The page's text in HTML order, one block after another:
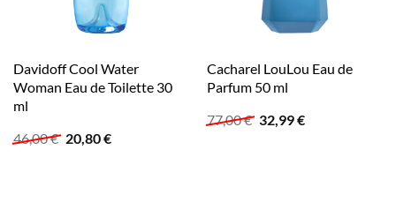
Davidoff Cool Water
Woman Eau de Toilette 30
ml
46,00€ Ursprünglicher
20,80€Aktueller
Cacharel LouLou Eau de
Parfum 50 ml
77,00€ Ursprünglicher
32,99€Aktueller